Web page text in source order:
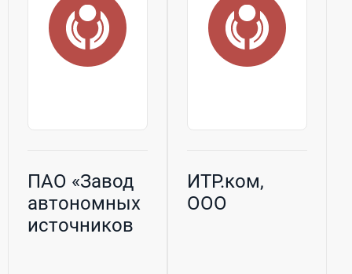
ПАО «Завод
автономных
источников
ИТР.ком,
ООО